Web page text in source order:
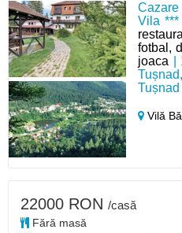
Vila ***
fotbal,
joaca |
Tușnad
Vilă
22000 RON /casă
Fără masă